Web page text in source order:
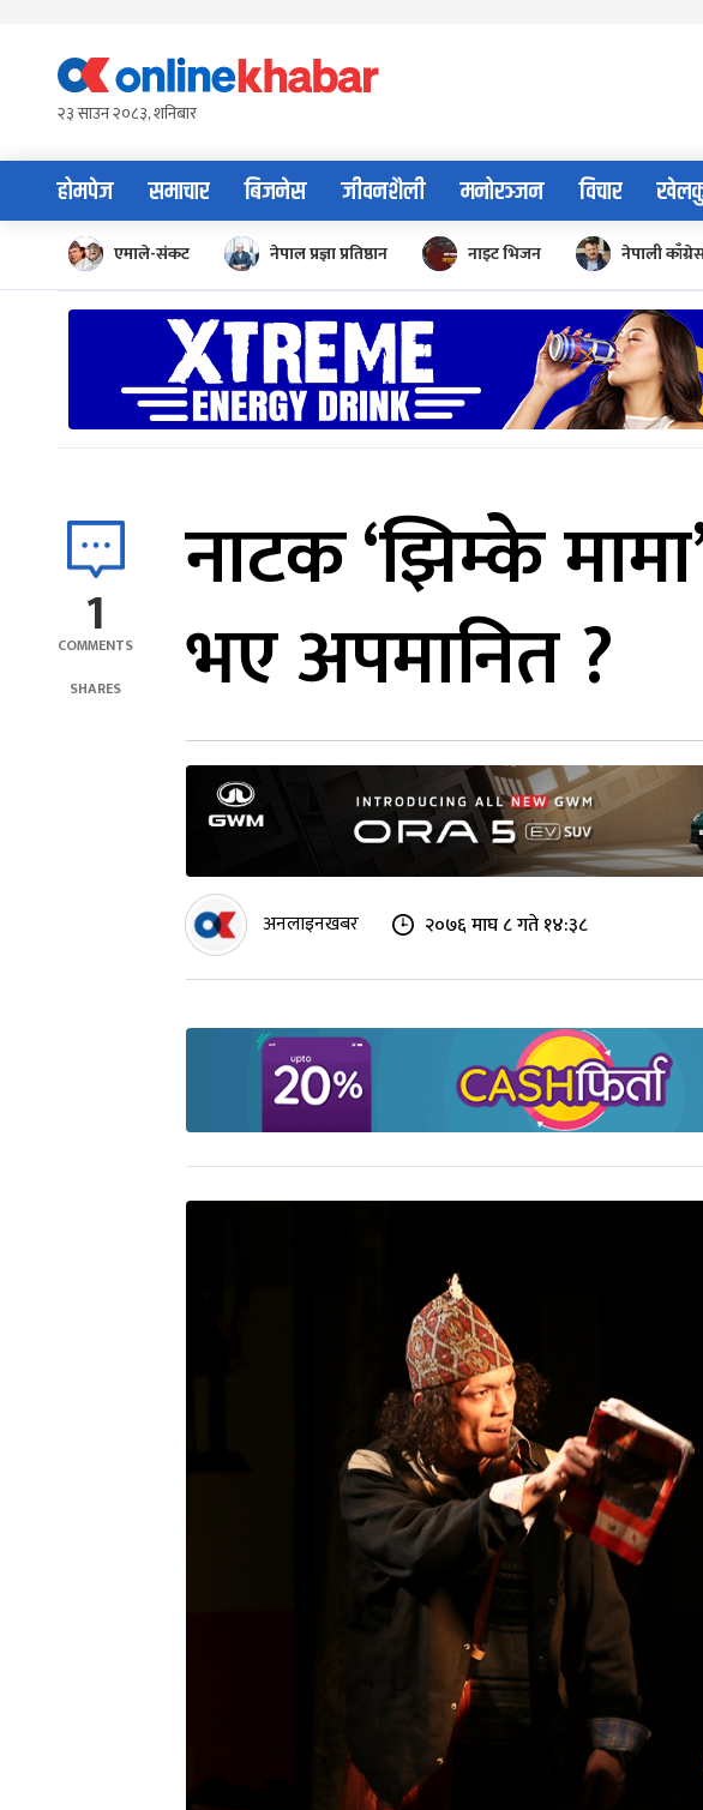
content२३ साउन २०८३, शनिबार
होमपेज समाचार बिजनेस जीवनशैली मनोरञ्जन विचार
एमाले-संकट नेपाल प्रज्ञा प्रतिष्ठान नाइट भिजन नेपाली
1
COMMENTS
SHARES
नाटक ‘झिम्के
भए अपमानित ?
अनलाइनखबर २०७६ माघ ८ गते १४:३८